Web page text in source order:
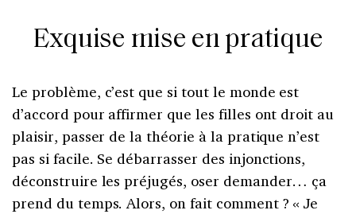
Exquise mise en pratique
Le problème, c’est que si tout le monde est
d’accord pour affirmer que les filles ont droit au
plaisir, passer de la théorie à la pratique n’est
pas si facile. Se débarrasser des injonctions,
déconstruire les préjugés, oser demander… ça
prend du temps. Alors, on fait comment ? « Je